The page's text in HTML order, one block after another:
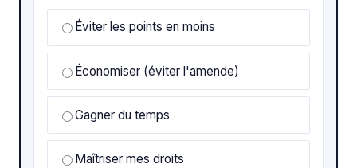
Éviter les points en moins
Économiser (éviter l'amende)
Gagner du temps
Maîtriser mes droits